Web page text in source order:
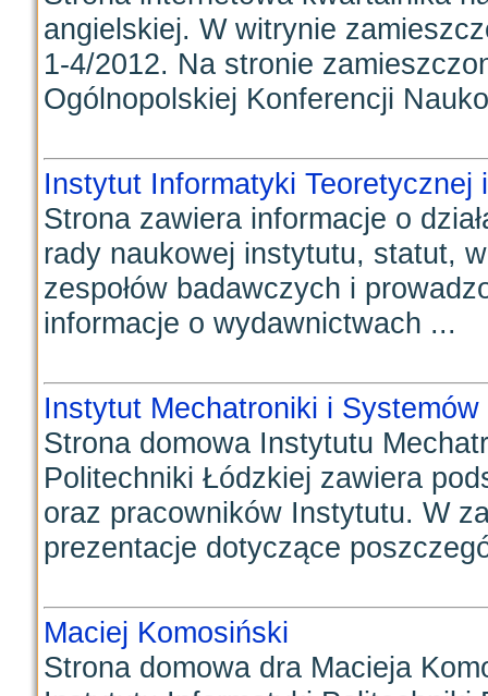
angielskiej. W witrynie
1-4/2012. Na stronie
Ogólnopolskiej Konferencji
Instytut Informatyki
Strona zawiera informacje o
rady naukowej instytutu, statut,
zespołów badawczych i
informacje o wydawnictwach ...
Instytut Mechatroniki i
Strona domowa Instytutu
Politechniki Łódzkiej zawiera
oraz pracowników Instytutu. W
prezentacje dotyczące
Maciej Komosiński
Strona domowa dra Macieja